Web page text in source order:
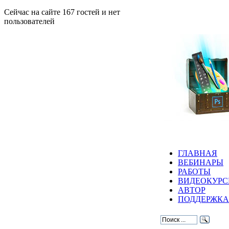
Сейчас на сайте 167 гостей и нет
пользователей
ГЛАВНАЯ
ВЕБИНАРЫ
РАБОТЫ
АВТОР
ПОДДЕРЖКА